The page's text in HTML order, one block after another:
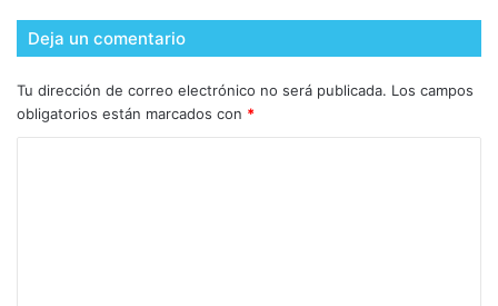
Deja un comentario
Tu dirección de correo electrónico no será publicada. Los campos
obligatorios están marcados con *